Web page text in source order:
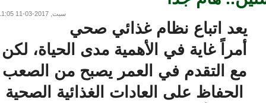
سبت, 2017-03-11 11:05
يعد اتباع نظام غذائي صحي
أمراً غاية في الأهمية مدى الحياة، لكن
مع التقدم في العمر يصبح من الصعب
الحفاظ على العادات الغذائية الصحية